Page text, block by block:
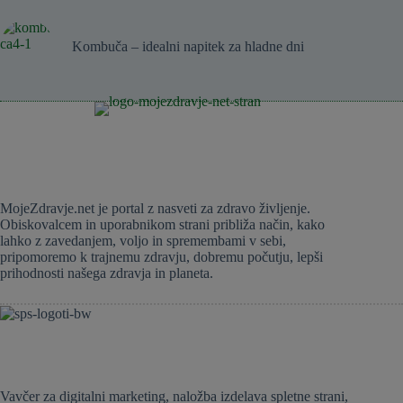
Kombuča – idealni napitek za hladne dni
MojeZdravje.net je portal z nasveti za zdravo življenje.
Obiskovalcem in uporabnikom strani približa način, kako
lahko z zavedanjem, voljo in spremembami v sebi,
pripomoremo k trajnemu zdravju, dobremu počutju, lepši
prihodnosti našega zdravja in planeta.
Vavčer za digitalni marketing, naložba izdelava spletne strani,